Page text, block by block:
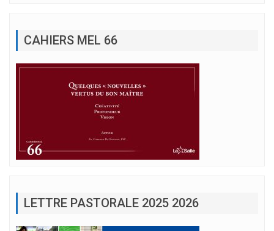
CAHIERS MEL 66
LETTRE PASTORALE 2025 2026